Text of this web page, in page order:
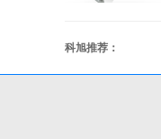
科旭推荐：